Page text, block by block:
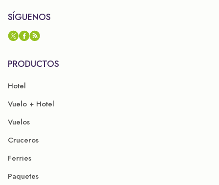
SÍGUENOS
PRODUCTOS
Hotel
Vuelo + Hotel
Vuelos
Cruceros
Ferries
Paquetes